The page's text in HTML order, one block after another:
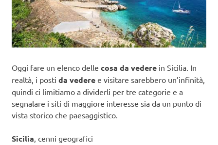
Oggi fare un elenco delle cosa da vedere in Sicilia. In
realtà, i posti da vedere e visitare sarebbero un’infinità,
quindi ci limitiamo a dividerli per tre categorie e a
segnalare i siti di maggiore interesse sia da un punto di
vista storico che paesaggistico.
Sicilia, cenni geografici